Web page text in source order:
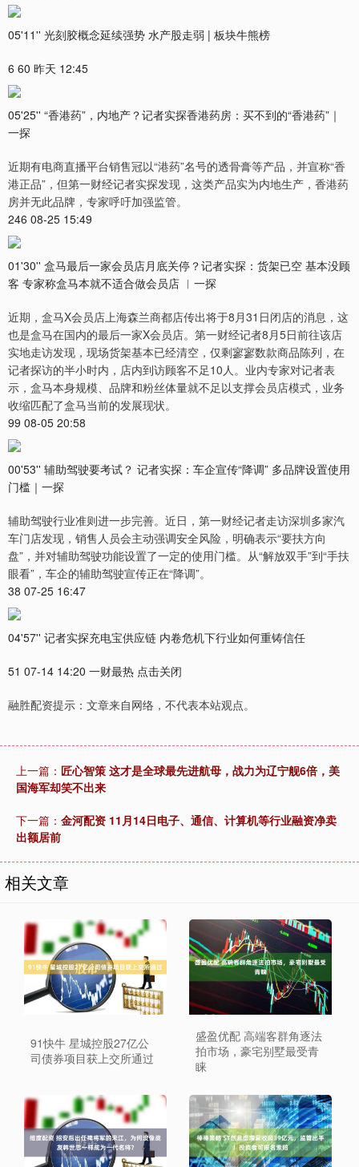
05'11'' 光刻胶概念延续强势 水产股走弱 | 板块牛熊榜
6 60 昨天 12:45
05'25'' “香港药”，内地产？记者实探香港药房：买不到的“香港药”｜
一探
近期有电商直播平台销售冠以“港药”名号的透骨膏等产品，并宣称“香
港正品”，但第一财经记者实探发现，这类产品实为内地生产，香港药
房并无此品牌，专家呼吁加强监管。
246 08-25 15:49
01'30'' 盒马最后一家会员店月底关停？记者实探：货架已空 基本没顾
客 专家称盒马本就不适合做会员店 ︱一探
近期，盒马X会员店上海森兰商都店传出将于8月31日闭店的消息，这
也是盒马在国内的最后一家X会员店。第一财经记者8月5日前往该店
实地走访发现，现场货架基本已经清空，仅剩寥寥数款商品陈列，在
记者探访的半小时内，店内到访顾客不足10人。业内专家对记者表
示，盒马本身规模、品牌和粉丝体量就不足以支撑会员店模式，业务
收缩匹配了盒马当前的发展现状。
99 08-05 20:58
00'53'' 辅助驾驶要考试？ 记者实探：车企宣传“降调” 多品牌设置使用
门槛｜一探
辅助驾驶行业准则进一步完善。近日，第一财经记者走访深圳多家汽
车门店发现，销售人员会主动强调安全风险，明确表示“要扶方向
盘”，并对辅助驾驶功能设置了一定的使用门槛。从“解放双手”到“手扶
眼看”，车企的辅助驾驶宣传正在“降调”。
38 07-25 16:47
04'57'' 记者实探充电宝供应链 内卷危机下行业如何重铸信任
51 07-14 14:20 一财最热 点击关闭
融胜配资提示：文章来自网络，不代表本站观点。
上一篇： 匠心智策 这才是全球最先进航母，战力为辽宁舰6倍，美
国海军却笑不出来
下一篇： 金河配资 11月14日电子、通信、计算机等行业融资净卖
出额居前
相关文章
91快牛 星城控股27亿公
司债券项目获上交所通过
盛盈优配 高端客群角逐法
拍市场，豪宅别墅最受青
睐